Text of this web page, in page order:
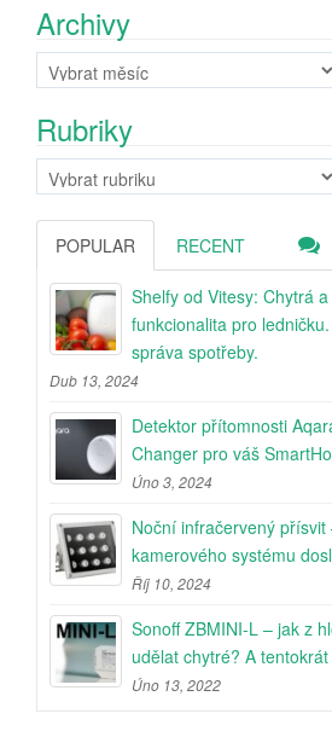
Archivy
Archivy
Rubriky
Rubriky
POPULAR RECENT
Shelfy od Vitesy: Chytrá
funkcionalita pro
správa spotřeby.
Dub 13, 2024
Detektor přítomnosti
Changer pro váš
Úno 3, 2024
Noční infračervený
kamerového systému
Říj 10, 2024
Sonoff ZBMINI-L – jak z
udělat chytré? A tentokrát
Úno 13, 2022